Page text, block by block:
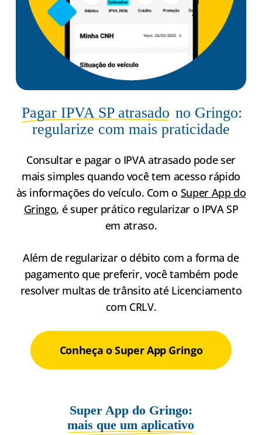
Pagar IPVA SP atrasado no Gringo:
regularize com mais praticidade
Consultar e pagar o IPVA atrasado pode ser
mais simples quando você tem acesso rápido
às informações do veículo. Com o Super App do
Gringo, é super prático regularizar o IPVA SP
em atraso.
Além de regularizar o débito com a forma de
pagamento que preferir, você também pode
resolver multas de trânsito até Licenciamento
com CRLV.
Conheça o Super App Gringo
Super App do Gringo:
mais que um aplicativo